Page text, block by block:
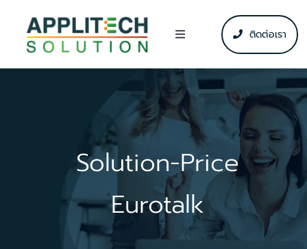
content
Toggle
โซลูชัน
ข่าวสาร & กิจกรรม
แหล่งข้อมูล
บริษัท
ติดต่อเรา
Solution-Price
Eurotalk